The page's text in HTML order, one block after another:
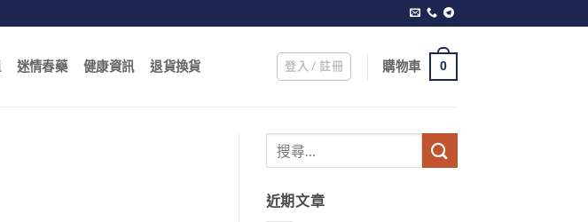
迷情春藥 健康資訊 退貨換貨 登入 / 註冊 購物車 0
近期文章